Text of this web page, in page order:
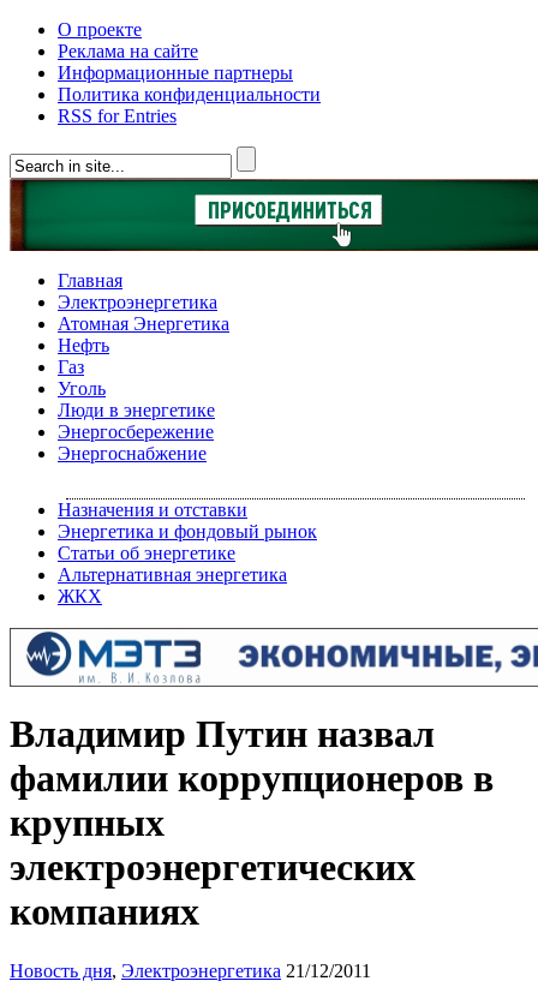
О проекте
Реклама на сайте
Информационные партнеры
Политика конфиденциальности
RSS for Entries
Главная
Электроэнергетика
Атомная Энергетика
Нефть
Газ
Уголь
Люди в энергетике
Энергосбережение
Энергоснабжение
Назначения и отставки
Энергетика и фондовый рынок
Статьи об энергетике
Альтернативная энергетика
ЖКХ
Владимир Путин назвал
фамилии коррупционеров в
крупных
электроэнергетических
компаниях
Новость дня, Электроэнергетика 21/12/2011